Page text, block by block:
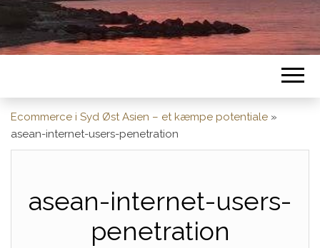
Ecommerce i Syd Øst Asien – et kæmpe potentiale »
asean-internet-users-penetration
asean-internet-users-
penetration